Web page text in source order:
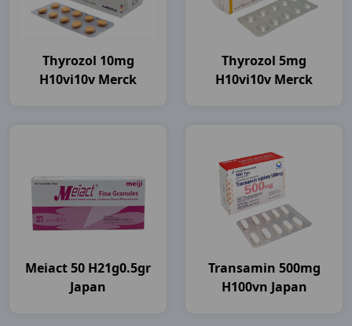
Thyrozol 10mg
H10vi10v Merck
Thyrozol 5mg
H10vi10v Merck
Meiact 50 H21g0.5gr
Japan
Transamin 500mg
H100vn Japan